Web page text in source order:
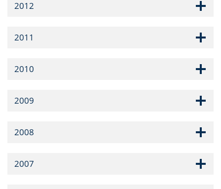
2012
2011
2010
2009
2008
2007